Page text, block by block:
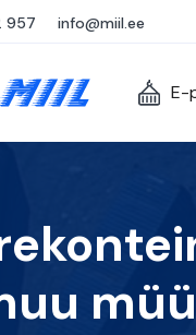
957 info@miil.ee
E-